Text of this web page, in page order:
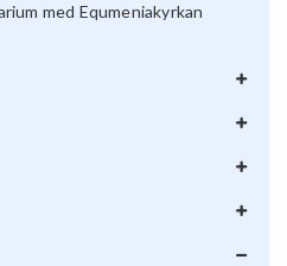
med Equmeniakyrkan